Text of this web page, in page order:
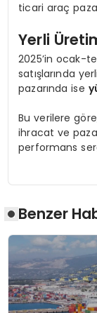
ticari araç
Yerli
2025’in ocak-
satışlarında
pazarında ise
Bu verilere
ihracat ve
performans
Benzer